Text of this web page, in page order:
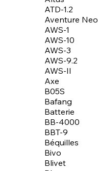
ATD-1.2
Aventure Neo
AWS-1
AWS-10
AWS-3
AWS-9.2
AWS-II
Axe
B05S
Bafang
Batterie
BB-4000
BBT-9
Béquilles
Bivo
Blivet